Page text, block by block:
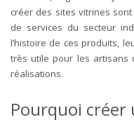
créer des sites vitrines
de services du secteur
l’histoire de ces produits,
très utile pour les artisans
réalisations.
Pourquoi créer